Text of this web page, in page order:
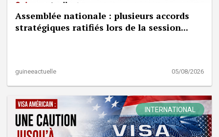
Assemblée nationale : plusieurs accords
stratégiques ratifiés lors de la session...
guineeactuelle 05/08/2026
INTERNATIONAL